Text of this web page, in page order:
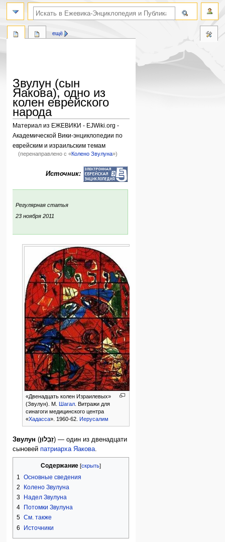
Звулун (сын
Яакова), одно из
колен еврейского
народа
Материал из ЕЖЕВИКИ - EJWiki.org -
Академической Вики-энциклопедии по
еврейским и израильским темам
(перенаправлено с «Колено Звулуна»)
Источник:
Регулярная статья
23 ноября 2011
«Двенадцать колен Израилевых»
(Звулун). М. Шагал. Витражи для
синагоги медицинского центра
«Хадасса». 1960-62. Иерусалим
Звулун (זְבֻלוּן) — один из двенадцати
сыновейпатриарха Яакова
Содержание
1
Основные сведения
2
Колено Звулуна
3
Надел Звулуна
4
Потомки Звулуна
5 См. также
6
Источники
ещё
поиск по словам